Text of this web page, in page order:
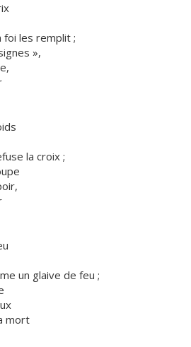
foi les remplit ;
»,
la croix ;
un glaive de feu ;
mort